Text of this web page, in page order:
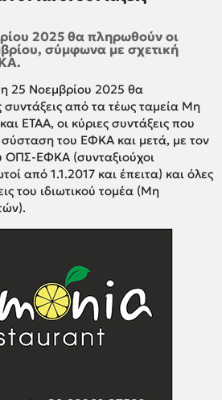
2025 θα πληρωθούν οι
σύμφωνα με σχετική
25 Νοεμβρίου 2025 θα
συντάξεις από τα τέως ταμεία Μη
ΕΤΑΑ, οι κύριες συντάξεις που
του ΕΦΚΑ και μετά, με τον
ΟΠΣ-ΕΦΚΑ (συνταξιούχοι
από 1.1.2017 και έπειτα) και όλες
του ιδιωτικού τομέα (Μη